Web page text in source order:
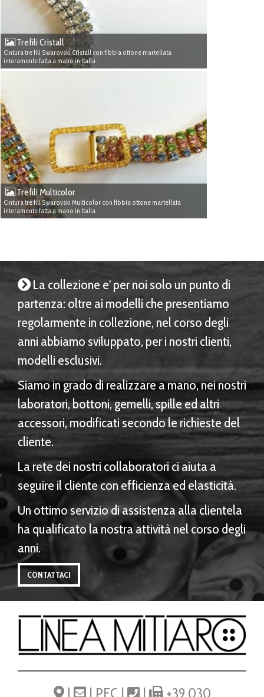
Trefili Cristall
Cintura tre fili Swarovski Cristall con fibbia ottone martellata
interamente fatta a mano in Italia
Trefili Multicolor
Cintura tre fili Swarovski Multicolor con fibbia ottone martellata
interamente fatta a mano in Italia
La collezione e' per noi solo un punto di
partenza: oltre ai modelli che presentiamo
regolarmente in collezione, nel corso degli
anni abbiamo sviluppato, per i nostri clienti,
modelli esclusivi.
Siamo in grado di realizzare a mano, nei nostri
laboratori, bottoni, gemelli, spille ed altri
accessori, modificati secondo le richieste del
cliente.
La rete dei nostri collaboratori ci aiuta a
seguire il cliente con efficienza ed elasticità.
Un ottimo servizio di assistenza alla clientela
ha qualificato la nostra attività nel corso degli
anni.
CONTATTACI
| | PEC | | +39 030